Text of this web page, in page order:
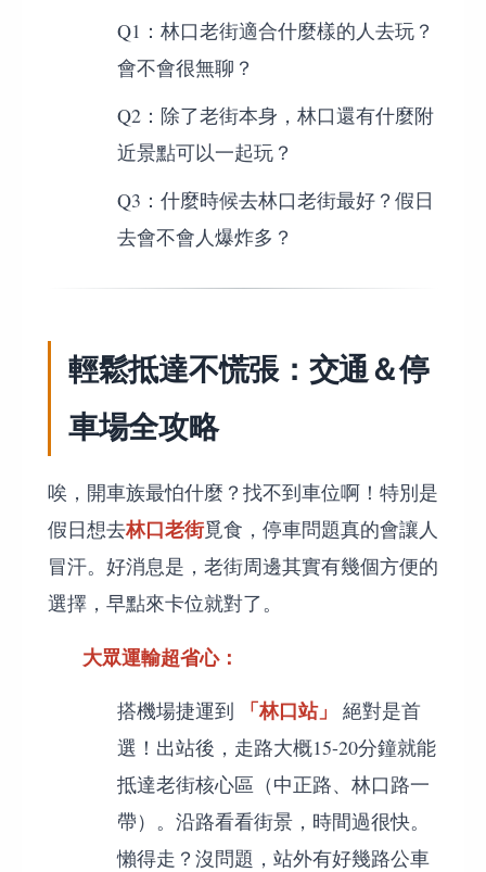
Q1：林口老街適合什麼樣的人去玩？
會不會很無聊？
Q2：除了老街本身，林口還有什麼附
近景點可以一起玩？
Q3：什麼時候去林口老街最好？假日
去會不會人爆炸多？
輕鬆抵達不慌張：交通＆停
車場全攻略
唉，開車族最怕什麼？找不到車位啊！特別是
假日想去林口老街覓食，停車問題真的會讓人
冒汗。好消息是，老街周邊其實有幾個方便的
選擇，早點來卡位就對了。
大眾運輸超省心：
搭機場捷運到 「林口站」
絕對是首
選！出站後，走路大概15-20分鐘就能
抵達老街核心區（中正路、林口路一
帶）。沿路看看街景，時間過很快。
懶得走？沒問題，站外有好幾路公車